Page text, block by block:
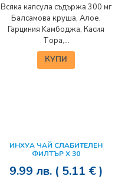
Всяка капсула съдържа 300 мг
Балсамова круша, Алое,
Гарциния Kамбоджа, Касия
Tора,...
КУПИ
ИНХУА ЧАЙ СЛАБИТЕЛЕН
ФИЛТЪР Х 30
9.99 лв. ( 5.11 € )